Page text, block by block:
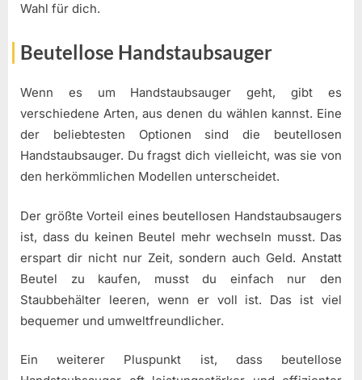
Wahl für dich.
Beutellose Handstaubsauger
Wenn es um Handstaubsauger geht, gibt es
verschiedene Arten, aus denen du wählen kannst. Eine
der beliebtesten Optionen sind die beutellosen
Handstaubsauger. Du fragst dich vielleicht, was sie von
den herkömmlichen Modellen unterscheidet.
Der größte Vorteil eines beutellosen Handstaubsaugers
ist, dass du keinen Beutel mehr wechseln musst. Das
erspart dir nicht nur Zeit, sondern auch Geld. Anstatt
Beutel zu kaufen, musst du einfach nur den
Staubbehälter leeren, wenn er voll ist. Das ist viel
bequemer und umweltfreundlicher.
Ein weiterer Pluspunkt ist, dass beutellose